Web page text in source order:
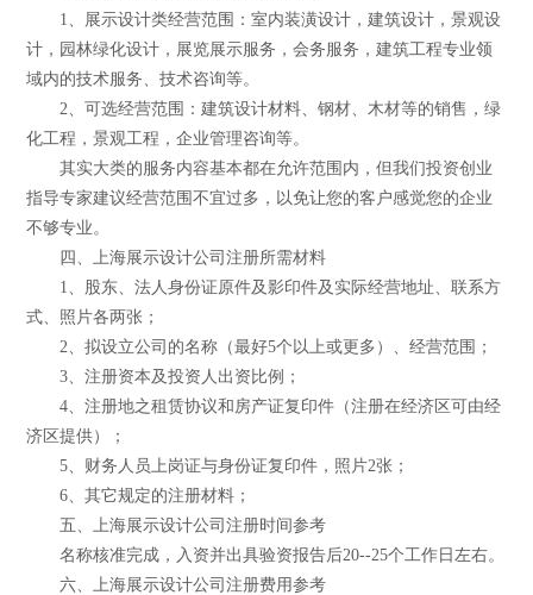
1、展示设计类经营范围：室内装潢设计，建筑设计，景观设
计，园林绿化设计，展览展示服务，会务服务，建筑工程专业领
域内的技术服务、技术咨询等。
2、可选经营范围：建筑设计材料、钢材、木材等的销售，绿
化工程，景观工程，企业管理咨询等。
其实大类的服务内容基本都在允许范围内，但我们投资创业
指导专家建议经营范围不宜过多，以免让您的客户感觉您的企业
不够专业。
四、上海展示设计公司注册所需材料
1、股东、法人身份证原件及影印件及实际经营地址、联系方
式、照片各两张；
2、拟设立公司的名称（最好5个以上或更多）、经营范围；
3、注册资本及投资人出资比例；
4、注册地之租赁协议和房产证复印件（注册在经济区可由经
济区提供）；
5、财务人员上岗证与身份证复印件，照片2张；
6、其它规定的注册材料；
五、上海展示设计公司注册时间参考
名称核准完成，入资并出具验资报告后20--25个工作日左右。
六、上海展示设计公司注册费用参考